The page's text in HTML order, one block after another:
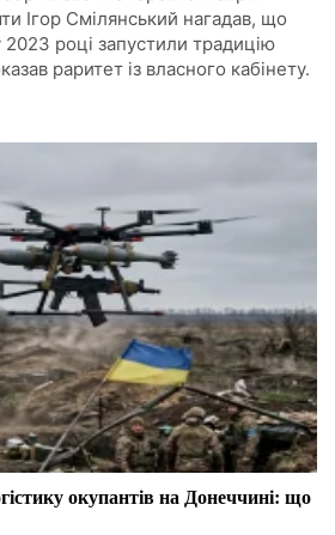
Ігор Смілянський нагадав, що
році запустили традицію
раритет із власного кабінету.
окупантів на Донеччині: що